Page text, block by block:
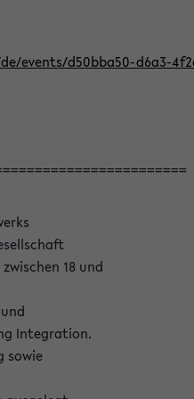
events/d50bba50-d6a3-
18 und
Integration.
sowie